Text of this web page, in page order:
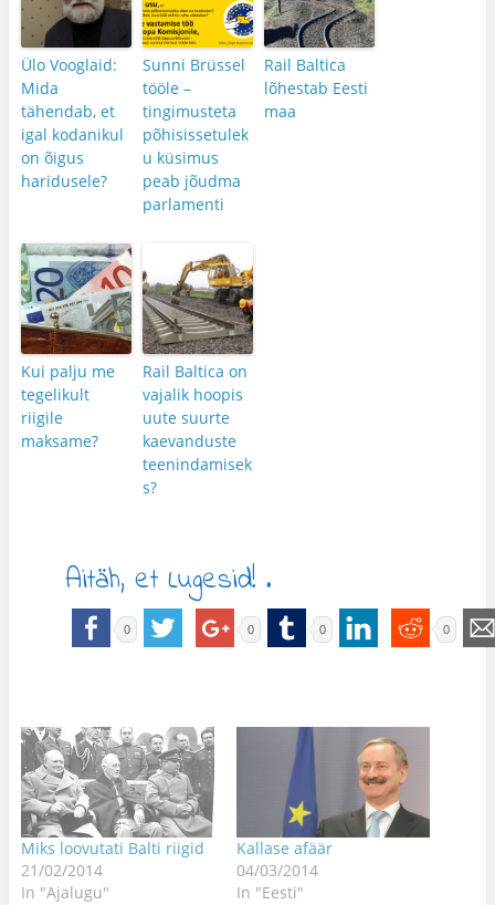
Ülo Vooglaid:
Mida
tähendab, et
igal kodanikul
on õigus
haridusele?
Sunni Brüssel
tööle –
tingimusteta
põhisissetulek
u küsimus
peab jõudma
parlamenti
Rail Baltica
lõhestab Eesti
maa
Kui palju me
tegelikult
riigile
maksame?
Rail Baltica on
vajalik hoopis
uute suurte
kaevanduste
teenindamisek
s?
Aitäh, et Lugesid! .
0 0 0 0
Miks loovutati Balti riigid
21/02/2014
In "Ajalugu"
Kallase afäär
04/03/2014
In "Eesti"